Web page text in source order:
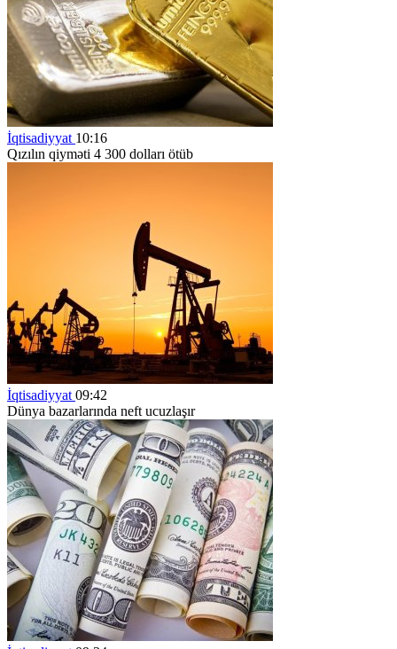
İqtisadiyyat 10:16
Qızılın qiyməti 4 300 dolları ötüb
İqtisadiyyat 09:42
Dünya bazarlarında neft ucuzlaşır